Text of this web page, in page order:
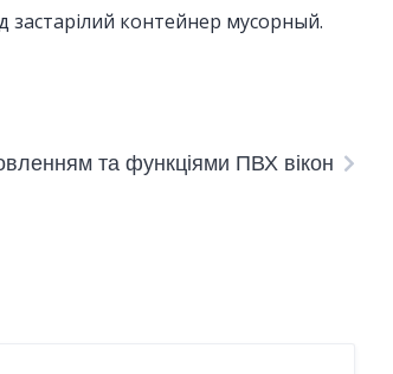
застарілий контейнер мусорный.
та функціями ПВХ вікон